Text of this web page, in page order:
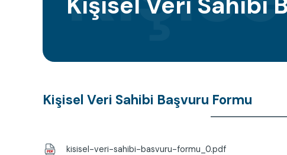
Sayfa
yolu
Kişisel Veri Sahibi Başvuru Formu
kisisel-veri-sahibi-basvuru-formu_0.pdf